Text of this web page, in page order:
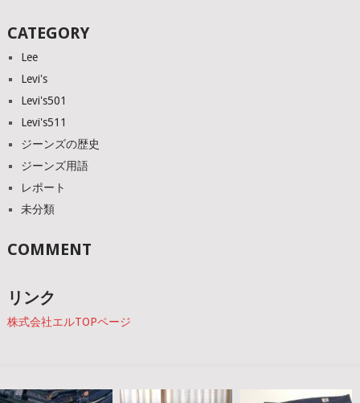
CATEGORY
Lee
Levi's
Levi's501
Levi's511
ジーンズの歴史
ジーンズ用語
レポート
未分類
COMMENT
リンク
株式会社エルTOPページ